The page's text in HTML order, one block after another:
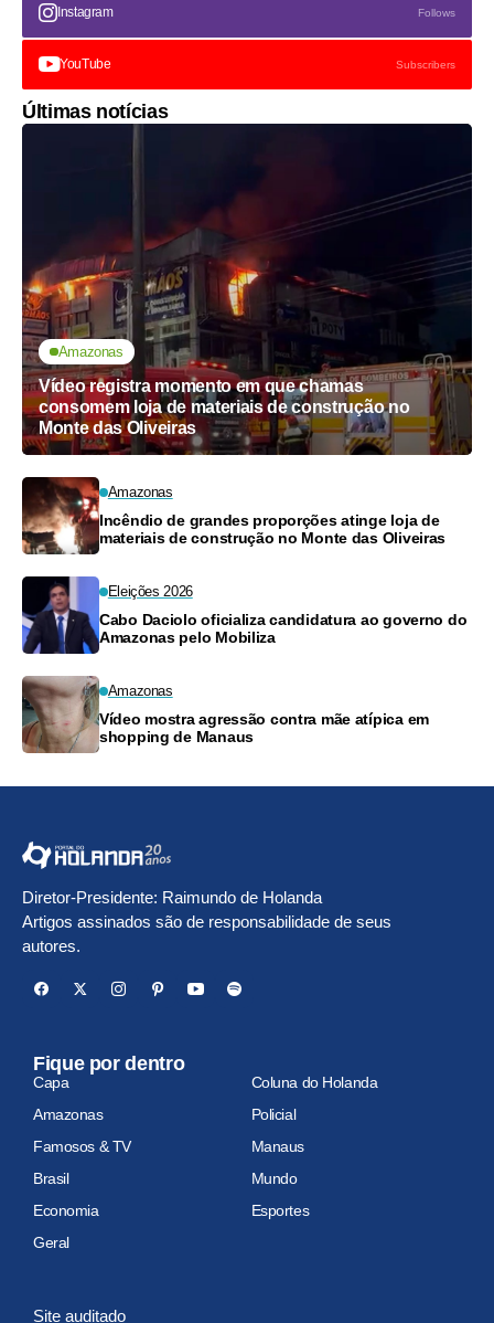
Instagram Follows
YouTube Subscribers
Últimas notícias
Amazonas
Vídeo registra momento em que chamas
consomem loja de materiais de construção no
Monte das Oliveiras
Amazonas
Incêndio de grandes proporções atinge loja de
materiais de construção no Monte das Oliveiras
Eleições 2026
Cabo Daciolo oficializa candidatura ao governo do
Amazonas pelo Mobiliza
Amazonas
Vídeo mostra agressão contra mãe atípica em
shopping de Manaus
Diretor-Presidente: Raimundo de Holanda
Artigos assinados são de responsabilidade de seus
autores.
Fique por dentro
Capa
Coluna do Holanda
Amazonas
Policial
Famosos & TV
Manaus
Brasil
Mundo
Economia
Esportes
Geral
Site auditado